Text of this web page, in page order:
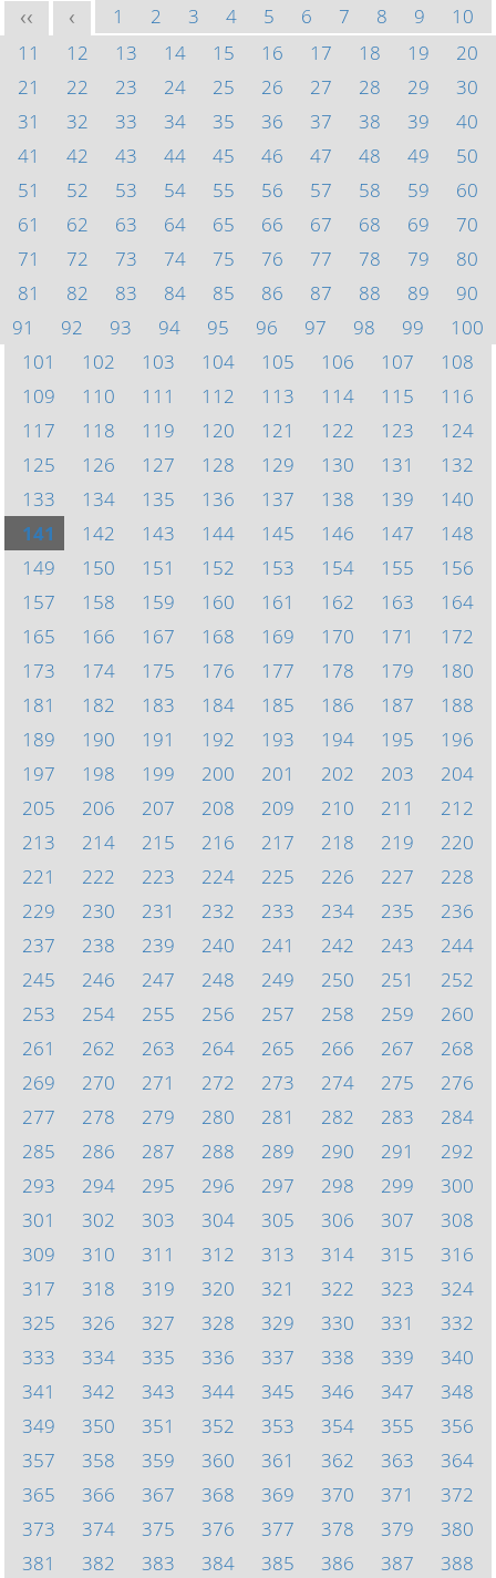
<< < 1 2 3 4 5 6 7 8 9
10
11
12 13 14 15 16 17 18 19
20
21
22 23 24 25 26 27 28 29
30
31
32 33 34 35 36 37 38 39
40
41
42 43 44 45 46 47 48 49
50
51
52 53 54 55 56 57 58 59
60
61
62 63 64 65 66 67 68 69
70
71
72 73 74 75 76 77 78 79
80
81
82 83 84 85 86 87 88 89
90
91
92 93 94 95 96 97 98 99
100
101
102 103 104 105 106 107
108
109
110 111 112 113 114 115
116
117
118 119 120 121 122 123
124
125
126 127 128 129 130 131
132
133
134 135 136 137 138 139
140
141
142 143 144 145 146 147
148
149
150 151 152 153 154 155
156
157
158 159 160 161 162 163
164
165
166 167 168 169 170 171
172
173
174 175 176 177 178 179
180
181
182 183 184 185 186 187
188
189
190 191 192 193 194 195
196
197
198 199 200 201 202 203
204
205
206 207 208 209 210 211
212
213
214 215 216 217 218 219
220
221
222 223 224 225 226 227
228
229
230 231 232 233 234 235
236
237
238 239 240 241 242 243
244
245
246 247 248 249 250 251
252
253
254 255 256 257 258 259
260
261
262 263 264 265 266 267
268
269
270 271 272 273 274 275
276
277
278 279 280 281 282 283
284
285
286 287 288 289 290 291
292
293
294 295 296 297 298 299
300
301
302 303 304 305 306 307
308
309
310 311 312 313 314 315
316
317
318 319 320 321 322 323
324
325
326 327 328 329 330 331
332
333
334 335 336 337 338 339
340
341
342 343 344 345 346 347
348
349
350 351 352 353 354 355
356
357
358 359 360 361 362 363
364
365
366 367 368 369 370 371
372
373
374 375 376 377 378 379
380
381
382 383 384 385 386 387 388